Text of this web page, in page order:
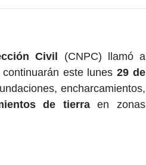
Civil
(CNPC) llamó a
continuarán este lunes29 de
encharcamientos,
de tierraen zonas